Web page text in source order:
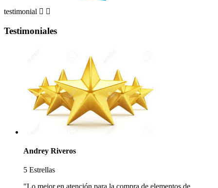
testimonial  
Testimoniales
Andrey Riveros
5 Estrellas